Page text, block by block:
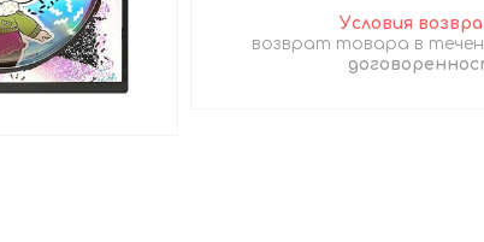
возврат товара в